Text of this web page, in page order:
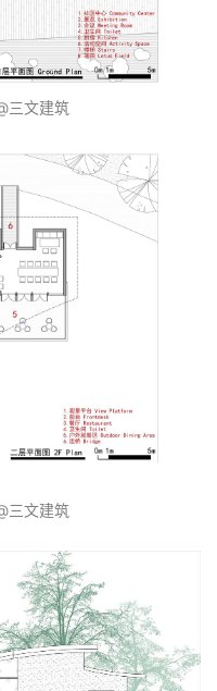
是简单的复制，或者全
的再创作。
@三文建筑